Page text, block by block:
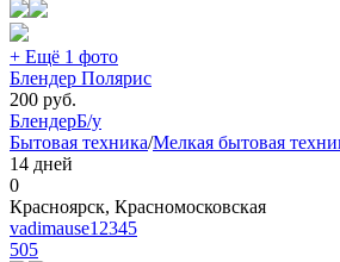
+ Ещё 1 фото
Блендер Полярис
200 руб.
БлендерБ/у
Бытовая техника/Мелкая бытовая
14 дней
0
Красноярск, Красномосковская
vadimause12345
505